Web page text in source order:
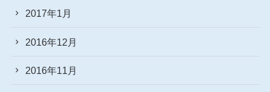
2017年1月
2016年12月
2016年11月